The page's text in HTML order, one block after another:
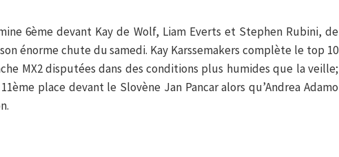
6ème devant Kay de Wolf, Liam Everts et Stephen Rubini, de
énorme chute du samedi. Kay Karssemakers complète le top 10
MX2 disputées dans des conditions plus humides que la veille;
place devant le Slovène Jan Pancar alors qu’Andrea Adamo